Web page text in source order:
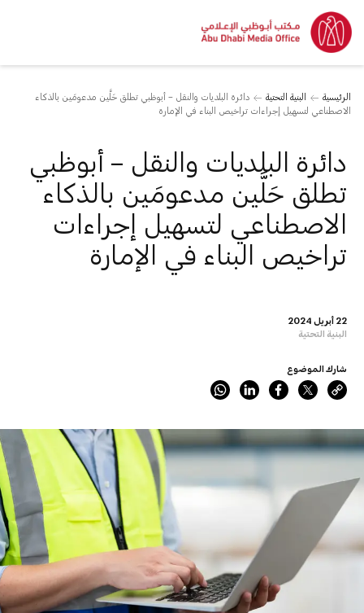
الرئيسية البنية التحتية
دائرة البلديات والنقل – أبوظبي تطلق حَلَّين مدعومَين بالذكاء
الاصطناعي لتسهيل إجراءات تراخيص البناء في الإمارة
22 أبريل 2024
البنية التحتية
دائرة البلديات والنقل – أبوظبي
تطلق حَلَّين مدعومَين بالذكاء
الاصطناعي لتسهيل إجراءات
تراخيص البناء في الإمارة
شارك الموضوع